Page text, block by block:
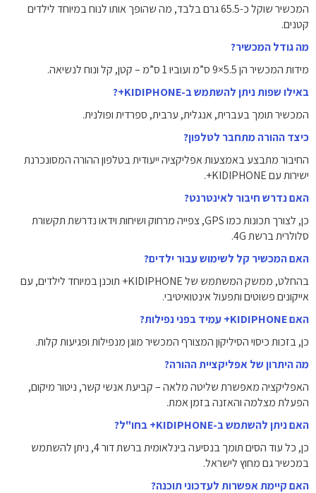
המכשיר שוקל כ-65.5 גרם בלבד, מה שהופך אותו לנוח במיוחד לילדים
קטנים.
מה גודל המכשיר?
מידות המכשיר הן 5.5×9 ס”מ ועוביו 1 ס”מ – קטן, קל ונוח לנשיאה.
באילו שפות ניתן להשתמש ב-KIDIPHONE+?
המכשיר תומך בעברית, אנגלית, ערבית, ספרדית ופולנית.
כיצד ההורה מתחבר לטלפון?
החיבור מתבצע באמצעות אפליקציה ייעודית בטלפון ההורה המסונכרנת
ישירות עם KIDIPHONE+.
האם נדרש חיבור לאינטרנט?
כן, לצורך תכונות כמו GPS, צפייה מרחוק ושיחות וידאו נדרשת תקשורת
סלולרית ברשת 4G.
האם המכשיר קל לשימוש עבור ילדים?
בהחלט, ממשק המשתמש של KIDIPHONE+ תוכנן במיוחד לילדים, עם
אייקונים פשוטים ותפעול אינטואיטיבי.
האם KIDIPHONE+ עמיד בפני נפילות?
כן, בזכות כיסוי הסיליקון המצורף המכשיר מוגן מנפילות ופגיעות קלות.
מה היתרון של אפליקציית ההורה?
האפליקציה מאפשרת שליטה מלאה – קביעת אנשי קשר, ניטור מיקום,
הפעלת מצלמה והאזנה בזמן אמת.
האם ניתן להשתמש ב-KIDIPHONE+ בחו"ל?
כן, כל עוד הסים תומך בנסיעה בינלאומית ברשת דור 4, ניתן להשתמש
במכשיר גם מחוץ לישראל.
האם קיימת אפשרות לעדכוני תוכנה?